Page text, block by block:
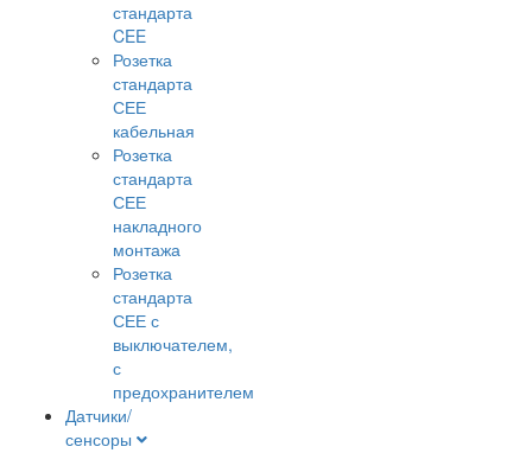
стандарта
CEE
Розетка
стандарта
СЕЕ
кабельная
Розетка
стандарта
СЕЕ
накладного
монтажа
Розетка
стандарта
СЕЕ с
выключателем,
с
предохранителем
Датчики/
сенсоры